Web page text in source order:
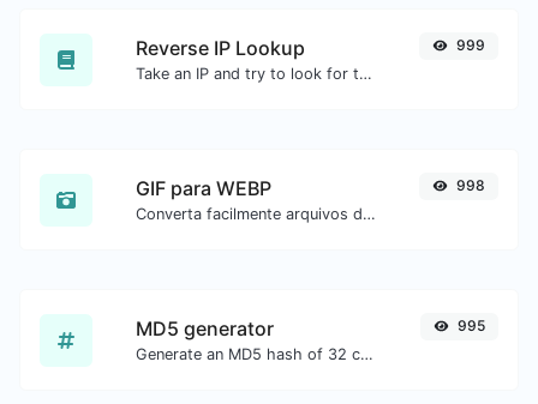
Reverse IP Lookup
Take an IP and try to look for the domain/host associated with it.
999
GIF para WEBP
Converta facilmente arquivos de imagem GIF para WEBP.
998
MD5 generator
Generate an MD5 hash of 32 characters length for any string input.
995